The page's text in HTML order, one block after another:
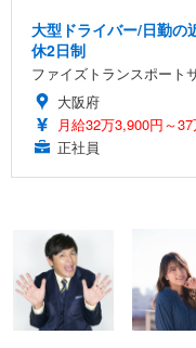
大型ドライバー/日勤の
休2日制
ファイズトランスポート
大阪府
月給32万3,900円～
正社員